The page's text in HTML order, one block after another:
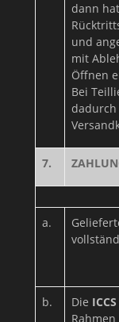
dann
und
mit
Öffnen
Bei
dadurch
7.
a.
b. Die ICCS